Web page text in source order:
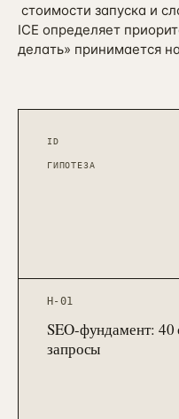
стоимости запуска и
ICE определяет
делать» принимается
ID
ГИПОТЕЗА
H-01
SEO-фундамент: 40
запросы